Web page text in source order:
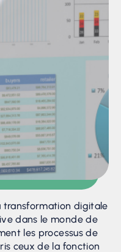
transformation digitale
dans le monde de
les processus de
ceux de la fonction